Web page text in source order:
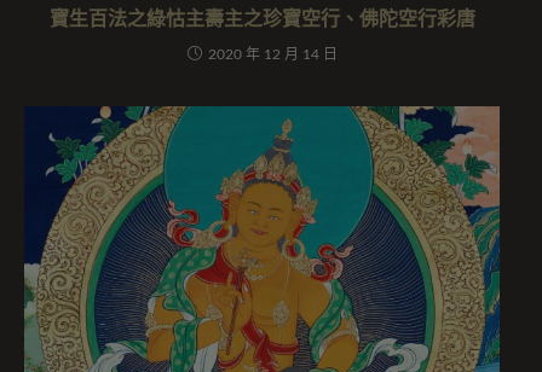
寶生百法之綠怙主壽主之珍寶空行、佛陀空行彩唐
2020 年 12 月 14 日